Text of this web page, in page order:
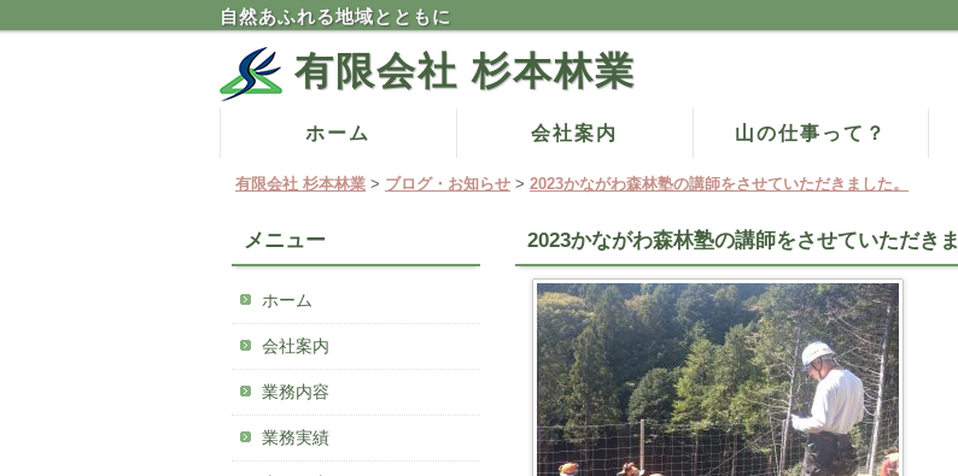
有限会社 杉本林業
自然あふれる地域とともに
メインメニュー
テ
ツ
移
動
ホーム 会社案内 山の仕事って？
有限会社 杉本林業 > ブログ・お知らせ > 2023かながわ森林塾の講師をさせていただきました。
2023かながわ森林塾の講師をさせていただきま
メニュー
ホーム
会社案内
業務内容
業務実績